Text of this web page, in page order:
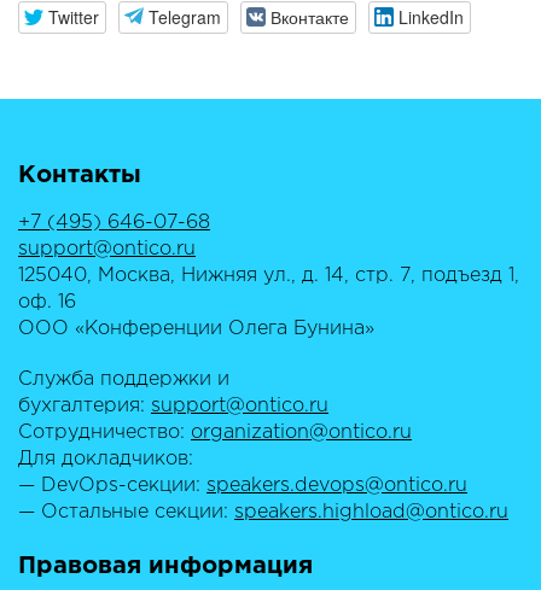
Twitter Telegram Вконтакте LinkedIn
Контакты
+7 (495) 646-07-68
support@ontico.ru
125040, Москва, Нижняя ул., д. 14, стр. 7, подъезд 1,
оф. 16
ООО «Конференции Олега Бунина»
Служба поддержки и
бухгалтерия: support@ontico.ru
Сотрудничество: organization@ontico.ru
Для докладчиков:
— DevOps-секции: speakers.devops@ontico.ru
— Остальные секции: speakers.highload@ontico.ru
Правовая информация